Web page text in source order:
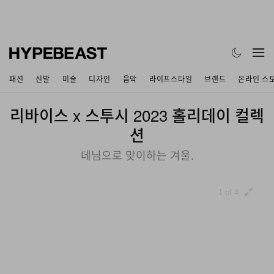
패션 신발 미술 디자인 음악 라이프스타일 브랜드 온라인 스
리바이스 x 스투시 2023 홀리데이 컬렉
션
데님으로 맞이하는 겨울.